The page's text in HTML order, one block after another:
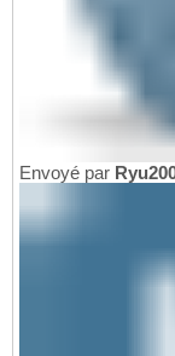
Envoyé par